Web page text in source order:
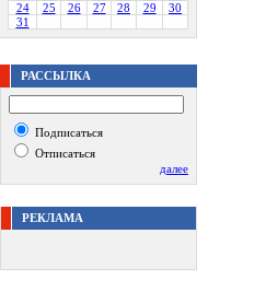
24
25 26 27 28 29
30
31
РАССЫЛКА
Подписаться
Отписаться
далее
РЕКЛАМА